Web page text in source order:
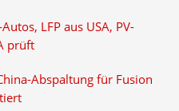
LFP aus USA, PV-
prüft
Abspaltung für Fusion